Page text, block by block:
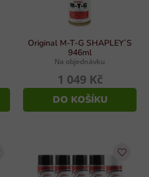
Original M-T-G SHAPLEY´S
946ml
Na objednávku
1 049 Kč
DO KOŠÍKU